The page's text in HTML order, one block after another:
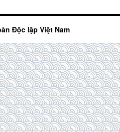
Độc lập Việt Nam